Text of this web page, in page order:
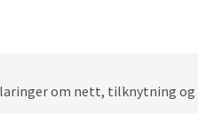
om nett, tilknytning og